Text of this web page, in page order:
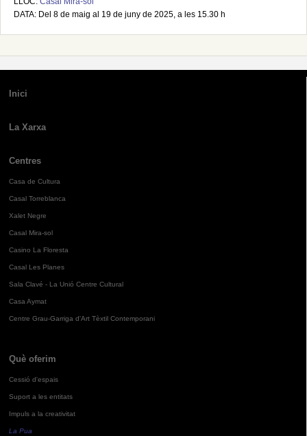
DATA: Del 8 de maig al 19 de juny de 2025, a les 15.30 h
Inici
La Xarxa
Centres
Casa de Cultura
Casal Torreblanca
Xalet Negre
Casal Mira-sol
Casino La Floresta
Casal Les Planes
Sala Clavé - La Unió Centre Cultural
Casa Aymat
Centre Grau-Garriga d'Art Tèxtil Contemporani
Què oferim
Cessió d'espais
Suport a les entitats
Impuls a la creativitat
La Pua